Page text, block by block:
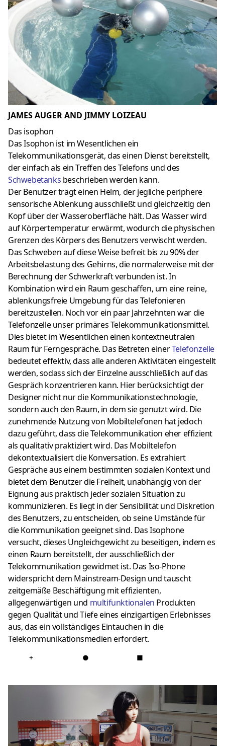
JAMES AUGER AND JIMMY LOIZEAU
Das isophon
Das Isophon ist im Wesentlichen ein
Telekommunikationsgerät, das einen Dienst bereitstellt,
der einfach als ein Treffen des Telefons und des
Schwebetanks beschrieben werden kann.
Der Benutzer trägt einen Helm, der jegliche periphere
sensorische Ablenkung ausschließt und gleichzeitig den
Kopf über der Wasseroberfläche hält. Das Wasser wird
auf Körpertemperatur erwärmt, wodurch die physischen
Grenzen des Körpers des Benutzers verwischt werden.
Das Schweben auf diese Weise befreit bis zu 90% der
Arbeitsbelastung des Gehirns, die normalerweise mit der
Berechnung der Schwerkraft verbunden ist. In
Kombination wird ein Raum geschaffen, um eine reine,
ablenkungsfreie Umgebung für das Telefonieren
bereitzustellen. Noch vor ein paar Jahrzehnten war die
Telefonzelle unser primäres Telekommunikationsmittel.
Dies bietet im Wesentlichen einen kontextneutralen
Raum für Ferngespräche. Das Betreten einerTelefonzelle
bedeutet effektiv, dass alle anderen Aktivitäten eingestellt
werden, sodass sich der Einzelne ausschließlich auf das
Gespräch konzentrieren kann. Hier berücksichtigt der
Designer nicht nur die Kommunikationstechnologie,
sondern auch den Raum, in dem sie genutzt wird. Die
zunehmende Nutzung von Mobiltelefonen hat jedoch
dazu geführt, dass die Telekommunikation eher effizient
als qualitativ praktiziert wird. Das Mobiltelefon
dekontextualisiert die Konversation. Es extrahiert
Gespräche aus einem bestimmten sozialen Kontext und
bietet dem Benutzer die Freiheit, unabhängig von der
Eignung aus praktisch jeder sozialen Situation zu
kommunizieren. Es liegt in der Sensibilität und Diskretion
des Benutzers, zu entscheiden, ob seine Umstände für
die Kommunikation geeignet sind. Das Isophone
versucht, dieses Ungleichgewicht zu beseitigen, indem es
einen Raum bereitstellt, der ausschließlich der
Telekommunikation gewidmet ist. Das Iso-Phone
widerspricht dem Mainstream-Design und tauscht
zeitgemäße Beschäftigung mit effizienten,
allgegenwärtigen und multifunktionalen Produkten
gegen Qualität und Tiefe eines einzigartigen Erlebnisses
aus, das ein vollständiges Eintauchen in die
Telekommunikationsmedien erfordert.
+ ● ■